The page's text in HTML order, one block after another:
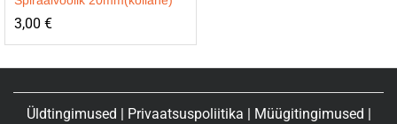
3,00 €
Üldtingimused Privaatsuspoliitika Müügitingimused